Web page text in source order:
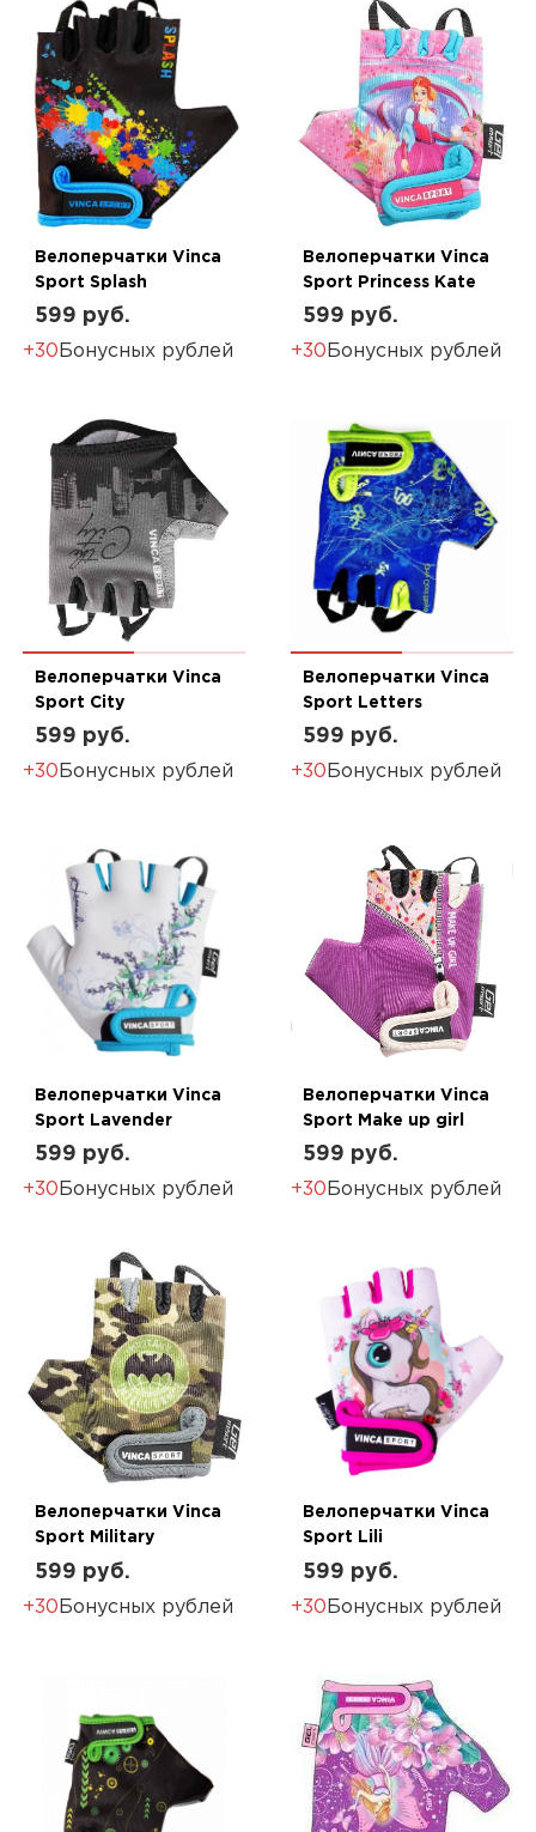
Велоперчатки Vinca
Sport Splash
599 руб.
+30 Бонусных рублей
Велоперчатки Vinca
Sport Princess Kate
599 руб.
+30 Бонусных рублей
Велоперчатки Vinca
Sport City
599 руб.
+30 Бонусных рублей
Велоперчатки Vinca
Sport Letters
599 руб.
+30 Бонусных рублей
Велоперчатки Vinca
Sport Lavender
599 руб.
+30 Бонусных рублей
Велоперчатки Vinca
Sport Make up girl
599 руб.
+30 Бонусных рублей
Велоперчатки Vinca
Sport Military
599 руб.
+30 Бонусных рублей
Велоперчатки Vinca
Sport Lili
599 руб.
+30 Бонусных рублей